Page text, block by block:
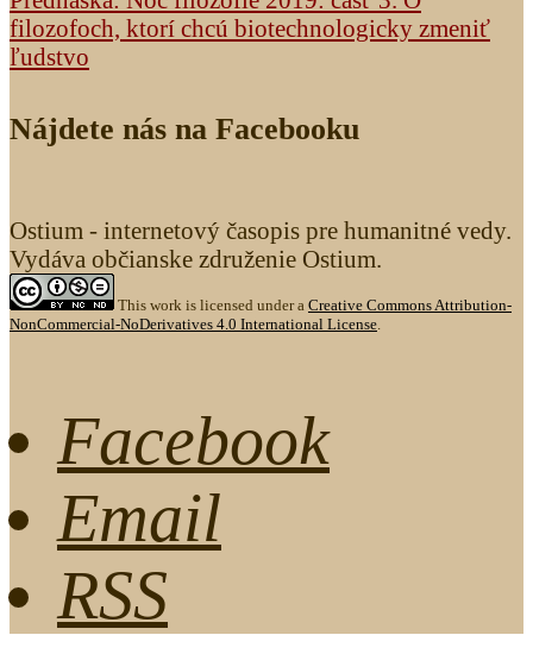
filozofoch, ktorí chcú biotechnologicky zmeniť
ľudstvo
Nájdete nás na Facebooku
Ostium - internetový časopis pre humanitné vedy.
Vydáva občianske združenie Ostium.
This work is licensed under a Creative Commons Attribution-
NonCommercial-NoDerivatives 4.0 International License
Facebook
Email
RSS